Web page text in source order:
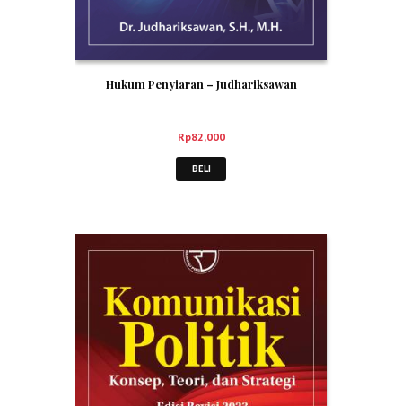
Hukum Penyiaran – Judhariksawan
Rp82,000
BELI